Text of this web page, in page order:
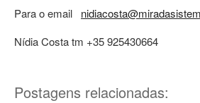
Para o email
Nídia Costa tm +35 925430664
Postagens relacionadas: